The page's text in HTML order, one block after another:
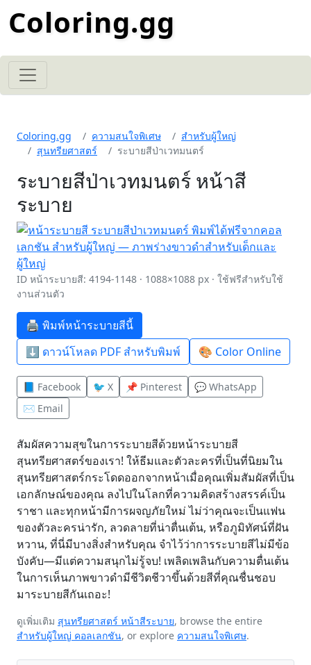
Coloring.gg
Coloring.gg ความสนใจพิเศษ
สำหรับผู้ใหญ่
สุนทรียศาสตร์
ระบายสีป่าเวทมนตร์
ระบายสีป่าเวทมนตร์ หน้าสี
ระบาย
ID หน้าระบายสี: 4194-1148 · 1088×1088 px · ใช้ฟรีสำหรับใช้
งานส่วนตัว
🖨️ พิมพ์หน้าระบายสีนี้
⬇️ ดาวน์โหลด PDF สำหรับพิมพ์
🎨 Color Online
📘 Facebook 🐦 X 📌 Pinterest
💬 WhatsApp
✉️ Email
สัมผัสความสุขในการระบายสีด้วยหน้าระบายสี
สุนทรียศาสตร์ของเรา! ให้ธีมและตัวละครที่เป็นที่นิยมใน
สุนทรียศาสตร์กระโดดออกจากหน้าเมื่อคุณเพิ่มสัมผัสที่เป็น
เอกลักษณ์ของคุณ ลงไปในโลกที่ความคิดสร้างสรรค์เป็น
ราชา และทุกหน้ามีการผจญภัยใหม่ ไม่ว่าคุณจะเป็นแฟน
ของตัวละครน่ารัก, ลวดลายที่น่าตื่นเต้น, หรือภูมิทัศน์ที่ฝัน
หวาน, ที่นี่มีบางสิ่งสำหรับคุณ จำไว้ว่าการระบายสีไม่มีข้อ
บังคับ—มีแต่ความสนุกไม่รู้จบ! เพลิดเพลินกับความตื่นเต้น
ในการเห็นภาพขาวดำมีชีวิตชีวาขึ้นด้วยสีที่คุณชื่นชอบ
มาระบายสีกันเถอะ!
ดูเพิ่มเติม สุนทรียศาสตร์ หน้าสีระบาย, browse the entire
สำหรับผู้ใหญ่ คอลเลกชัน, or explore ความสนใจพิเศษ.